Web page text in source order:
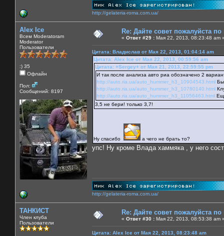
http://gelateria-roma.com.ua/
Alex Ice
Всем Moderatoram
Moderator
Пользователи
:) 35
Офлайн
Пол:
Сообщений: 8197
Re: Дайте совет пожалуйста
« Ответ #29 : Мая 22, 2013, 08:23:48 am
Цитата: Владислав от Мая 22, 2013, 01:04:14 am
Цитата: Alex Ice от Мая 22, 2013, 00:59:56 am
Цитата: +Sergey+ от Мая 21, 2013, 22:59:55 pm
И так после анализа авто риа обозначено 2
http://auto.ria.ua/auto_hummer_h3_10904543.html
http://auto.ria.ua/auto_hummer_h3_10780140.html
http://auto.ria.ua/auto_hummer_h3_11056463.html
3,5 не бери! только 3,7!
Ну спасибо а чего не брать то?
упс! Ну кроме Влада хаммяка , у него
http://gelateria-roma.com.ua/
ТАНКИСТ
Член клуба
Пользователи
Re: Дайте совет пожалуйста
« Ответ #30 : Мая 22, 2013, 08:53:38 am
Цитата: Alex Ice от Мая 22, 2013, 08:23:48 am